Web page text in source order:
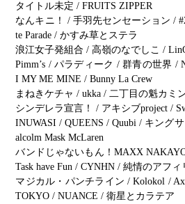
タイトル未定 / FRUITS ZIPPER
なんキニ！ / 手羽先センセーション /
te Parade / かすみ草とステラ
浪江女子発組合 / 高嶺のなでしこ /
Pimm’s / パラディーク / 群⻘の世界 /
I MY ME MINE / Bunny La Crew
まねきケチャ / ukka / 二丁目の魁カミ
シンデレラ宣言！ / アキシブproject /
INUWASI / QUEENS / Quubi / キング
alcolm Mask McLaren
バンドじゃないもん！MAXX
Task have Fun / CYNHN / 純情のアフィ
マジカル・パンチライン / Kolokol /
TOKYO / NUANCE / 衛星とカラテア